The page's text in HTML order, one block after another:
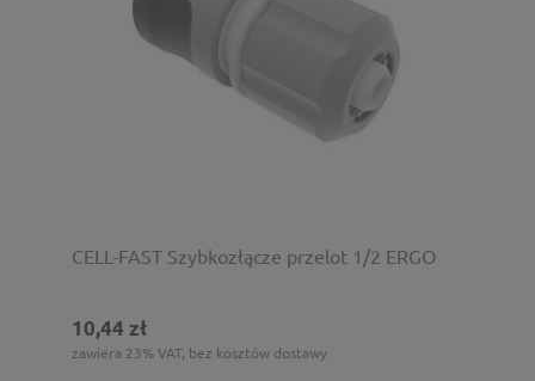
CELL-FAST Szybkozłącze przelot 1/2 ERGO
10,44 zł
zawiera 23% VAT, bez kosztów dostawy